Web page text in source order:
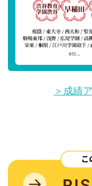
＞成績